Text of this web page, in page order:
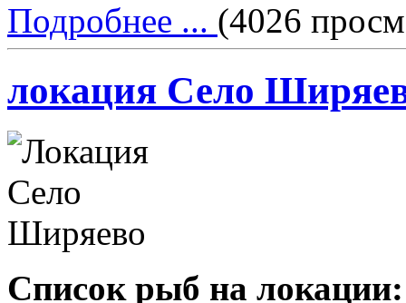
Подробнее ... (4026
локация Село
Список рыб на локации: